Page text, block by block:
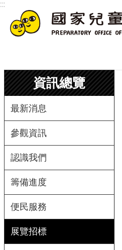
跳到主要內容區塊
資訊總覽
最新消息
參觀資訊
認識我們
籌備進度
便民服務
展覽招標